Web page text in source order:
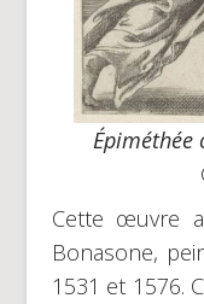
Épiméthée
Cette œuvre
Bonasone,
1531 et 1576.